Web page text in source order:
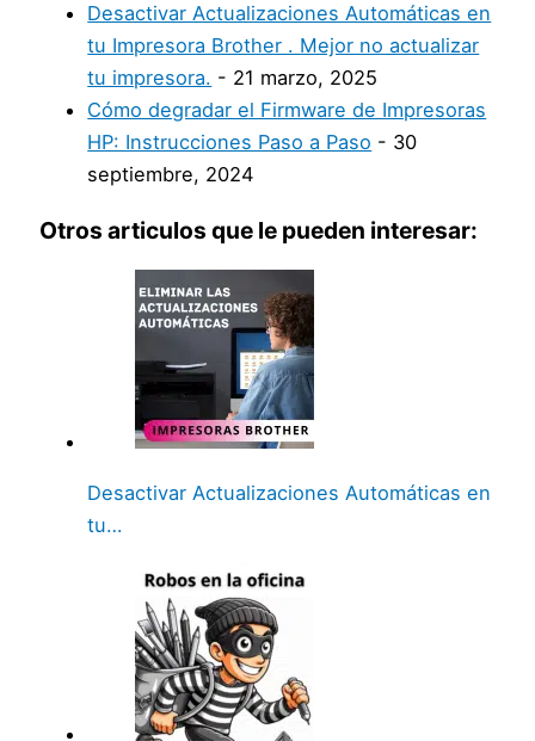
Desactivar Actualizaciones Automáticas en
tu Impresora Brother . Mejor no actualizar
tu impresora. - 21 marzo, 2025
Cómo degradar el Firmware de Impresoras
HP: Instrucciones Paso a Paso - 30
septiembre, 2024
Otros articulos que le pueden interesar:
Desactivar Actualizaciones Automáticas en
tu…